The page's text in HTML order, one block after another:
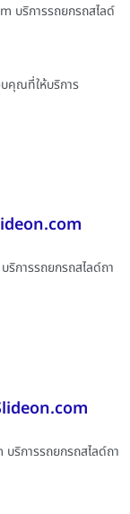
บริการรถยกรถสไลด์
คุณที่ให้บริการ
ริการรถยกรถสไลด์ถา
ริการรถยกรถสไลด์ถา